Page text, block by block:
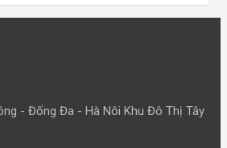
- Đống Đa - Hà Nôi Khu Đô Thị Tây